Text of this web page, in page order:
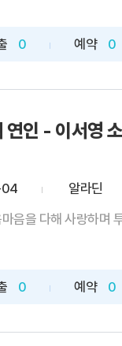
0 예약 0
연인 - 이서영
알라딘
음을 다해 사랑하며
0 예약 0